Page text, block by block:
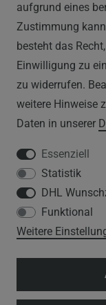
IMPRESSUM
HINWEISE
SERVICE
aufgrund eines
Zustimmung
besteht das
Einwilligung zu
zu widerrufen.
weitere Hinweise
Daten in unserer
Essenziell
Statistik
DHL
Funktional
Weitere